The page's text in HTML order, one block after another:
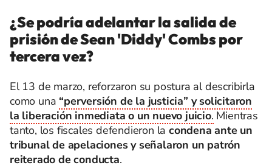
¿Se podría adelantar la salida de
prisión de Sean 'Diddy' Combs por
tercera vez?
El 13 de marzo, reforzaron su postura al describirla
como una “perversión de la justicia” y solicitaron
la liberación inmediata o un nuevo juicio. Mientras
tanto, los fiscales defendieron lacondena ante un
tribunal de apelaciones y señalaron un patrón
reiterado de conducta.